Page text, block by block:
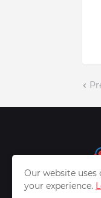
Our website
your experience.